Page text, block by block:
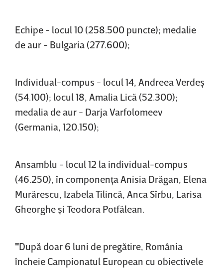
Echipe - locul 10 (258.500 puncte); medalie
de aur - Bulgaria (277.600);
Individual-compus - locul 14, Andreea Verdeş
(54.100); locul 18, Amalia Lică (52.300);
medalia de aur - Darja Varfolomeev
(Germania, 120.150);
Ansamblu - locul 12 la individual-compus
(46.250), în componenţa Anisia Drăgan, Elena
Murărescu, Izabela Tilincă, Anca Sîrbu, Larisa
Gheorghe şi Teodora Potfălean.
"După doar 6 luni de pregătire, România
încheie Campionatul European cu obiectivele